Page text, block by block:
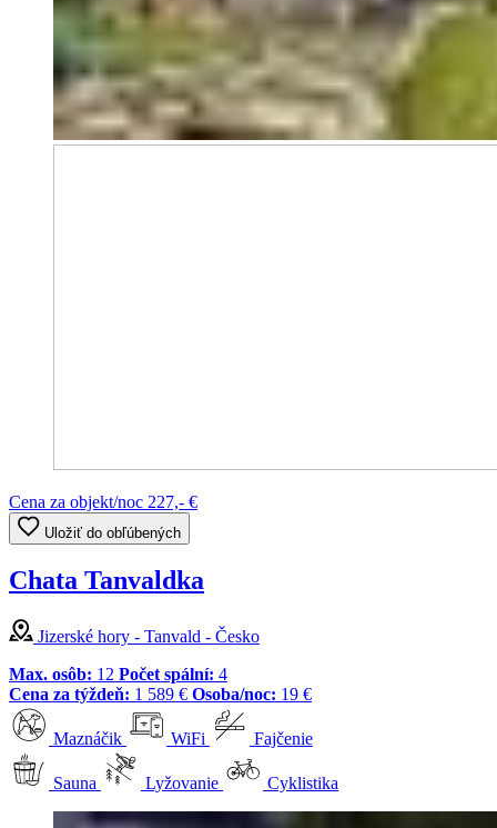
Cena za objekt/noc 227,- €
Uložiť do obľúbených
Chata Tanvaldka
Jizerské hory - Tanvald - Česko
Max. osôb: 12 Počet spální: 4
Cena za týždeň: 1 589 € Osoba/noc: 19 €
Maznáčik WiFi Fajčenie
Sauna Lyžovanie Cyklistika